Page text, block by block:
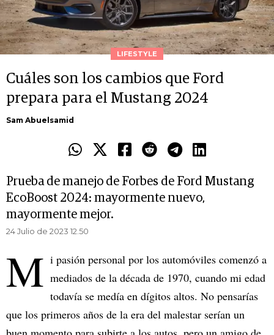
LIFESTYLE
Cuáles son los cambios que Ford
prepara para el Mustang 2024
Sam Abuelsamid
Prueba de manejo de Forbes de Ford Mustang
EcoBoost 2024: mayormente nuevo,
mayormente mejor.
24 Julio de 2023 12.50
M i pasión personal por los automóviles comenzó a
mediados de la década de 1970, cuando mi edad
todavía se medía en dígitos altos. No pensarías
que los primeros años de la era del malestar serían un